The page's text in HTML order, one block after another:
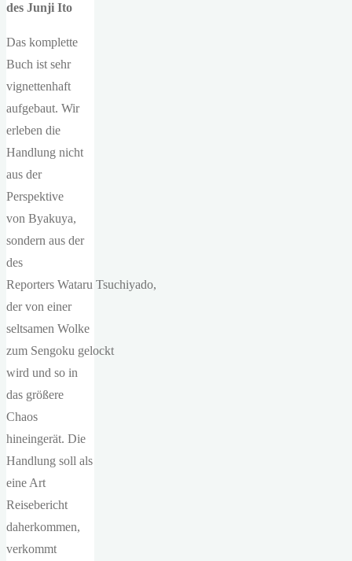
des Junji Ito
Das komplette
Buch ist sehr
vignettenhaft
aufgebaut. Wir
erleben die
Handlung nicht
aus der
Perspektive
von Byakuya,
sondern aus der
des
Reporters Wataru Tsuchiyado,
der von einer
seltsamen Wolke
zum Sengoku gelockt
wird und so in
das größere
Chaos
hineingerät. Die
Handlung soll als
eine Art
Reisebericht
daherkommen,
verkommt